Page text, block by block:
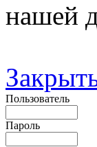
нашей
Пользователь
Пароль